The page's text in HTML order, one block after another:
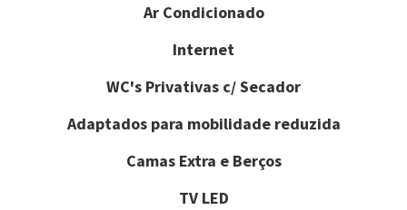
Ar Condicionado
Internet
WC's Privativas c/ Secador
Adaptados para mobilidade reduzida
Camas Extra e Berços
TV LED